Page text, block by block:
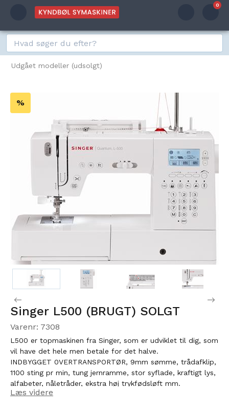
0
Udgået modeller (udsolgt)
%
Singer L500 (BRUGT) SOLGT
Varenr: 7308
L500 er topmaskinen fra Singer, som er udviklet til dig, som
vil have det hele men betale for det halve.
INDBYGGET 0VERTRANSPORTØR, 9mm sømme, trådafklip,
1100 sting pr min, tung jernramme, stor syflade, kraftigt lys,
alfabeter, nåletråder, ekstra høj trykfødsløft mm.
Læs videre